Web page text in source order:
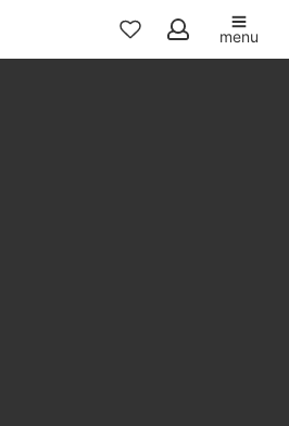
Mijn
menu